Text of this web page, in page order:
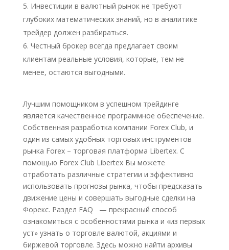
Инвестиции в валютный рынок не требуют
глубоких математических знаний, но в аналитике
трейдер должен разбираться.
Честный брокер всегда предлагает своим
клиентам реальные условия, которые, тем не
менее, остаются выгодными.
Лучшим помощником в успешном трейдинге
является качественное программное обеспечение.
Собственная разработка компании Forex Club, и
один из самых удобных торговых инструментов
рынка Forex – торговая платформа Libertex. С
помощью Forex Club Libertex Вы можете
отработать различные стратегии и эффективно
использовать прогнозы рынка, чтобы предсказать
движение цены и совершать выгодные сделки на
Форекс. Раздел FAQ — прекрасный способ
ознакомиться с особенностями рынка и «из первых
уст» узнать о торговле валютой, акциями и
биржевой торговле. Здесь можно найти архивы